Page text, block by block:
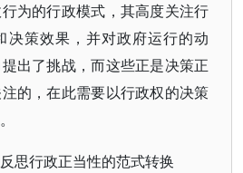
为的行政模式，其高度关注行
决策效果，并对政府运行的动
出了挑战，而这些正是决策正
的，在此需要以行政权的决策
思行政正当性的范式转换